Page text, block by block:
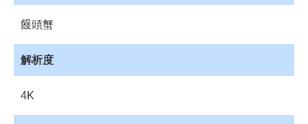
網
覽
購
饅頭蟹
解析度
4K